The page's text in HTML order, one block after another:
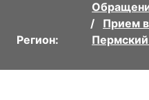
Прием
Регион: